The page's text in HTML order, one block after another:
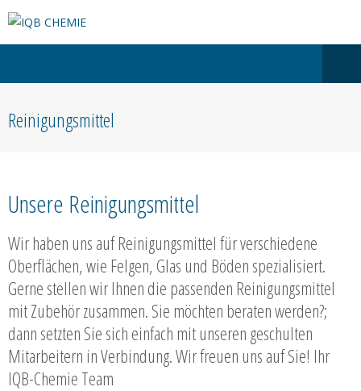
Reinigungsmittel
Unsere Reinigungsmittel
Wir haben uns auf Reinigungsmittel für verschiedene
Oberflächen, wie Felgen, Glas und Böden spezialisiert.
Gerne stellen wir Ihnen die passenden Reinigungsmittel
mit Zubehör zusammen. Sie möchten beraten werden?;
dann setzten Sie sich einfach mit unseren geschulten
Mitarbeitern in Verbindung. Wir freuen uns auf Sie! Ihr
IQB-Chemie Team